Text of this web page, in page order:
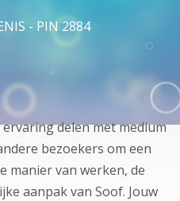
- PIN 2884
delen met medium
bezoekers om een
manier van werken, de
aanpak van Soof. Jouw